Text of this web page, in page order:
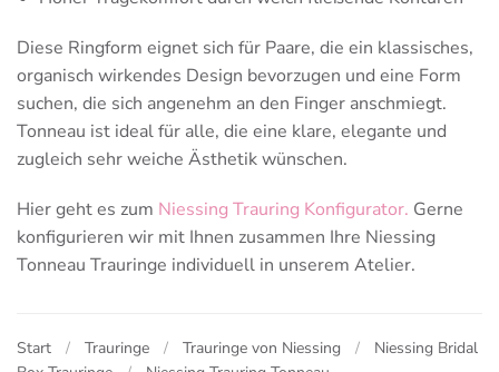
Diese Ringform eignet sich für Paare, die ein klassisches,
organisch wirkendes Design bevorzugen und eine Form
suchen, die sich angenehm an den Finger anschmiegt.
Tonneau ist ideal für alle, die eine klare, elegante und
zugleich sehr weiche Ästhetik wünschen.
Hier geht es zum Niessing Trauring Konfigurator. Gerne
konfigurieren wir mit Ihnen zusammen Ihre Niessing
Tonneau Trauringe individuell in unserem Atelier.
Start Trauringe Trauringe von Niessing
Niessing Bridal